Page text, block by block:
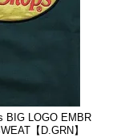
BIG LOGO EMBR
【D.GRN】